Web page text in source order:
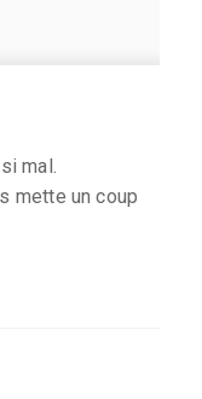
mal.
mette un coup